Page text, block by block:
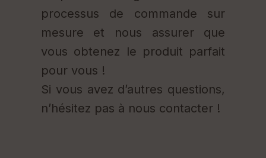
processus de commande sur
mesure et nous assurer que
vous obtenez le produit parfait
pour vous !
Si vous avez d’autres questions,
n’hésitez pas à nous contacter !